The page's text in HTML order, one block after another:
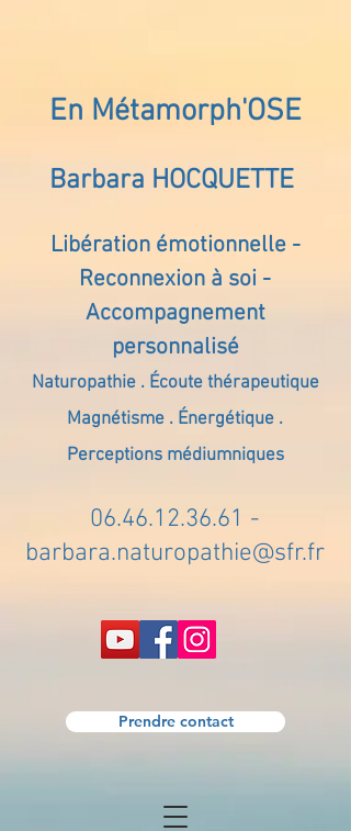
En Métamorph'OSE
Barbara HOCQUETTE
Libération émotionnelle -
Reconnexion à soi -
Accompagnement
personnalisé
Naturopathie . Écoute thérapeutique
Magnétisme . Énergétique .
Perceptions médiumniques
06.46.12.36.61 -
barbara.naturopathie@sfr.fr
Prendre contact